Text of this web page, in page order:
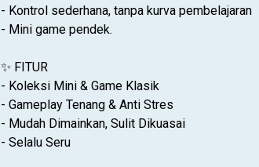
- Kontrol sederhana, tanpa kurva pembelajaran
- Mini game pendek.
✨ FITUR
- Koleksi Mini & Game Klasik
- Gameplay Tenang & Anti Stres
- Mudah Dimainkan, Sulit Dikuasai
- Selalu Seru